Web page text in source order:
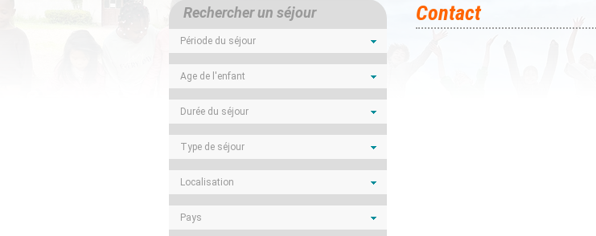
Rechercher un séjour
Période du séjour
Age de l'enfant
Durée du séjour
Type de séjour
Localisation
Pays
Contact